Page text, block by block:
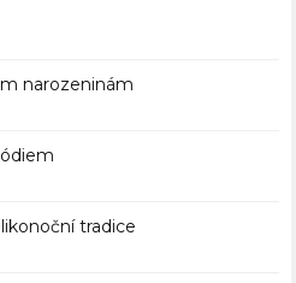
narozeninám
tradice